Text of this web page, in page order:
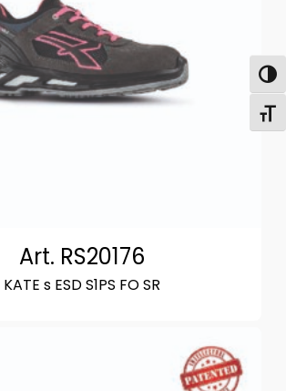
Art. RS20176
KATE s ESD S1PS FO SR